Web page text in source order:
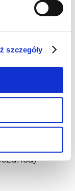
szczegóły
bardzo
użyć 4/5)